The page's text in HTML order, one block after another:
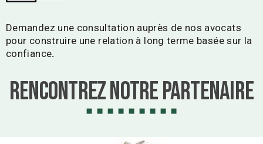
Demandez une consultation auprès de nos avocats
pour construire une relation à long terme basée sur la
confiance.
Rencontrez notre Partenaire